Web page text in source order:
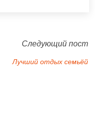
Следующий пост
Лучший отдых семьёй